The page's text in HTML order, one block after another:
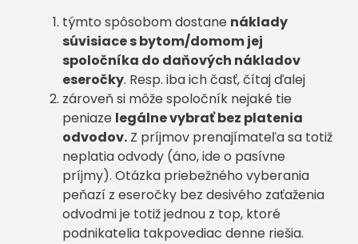
týmto spôsobom dostane náklady
súvisiace s bytom/domom jej
spoločníka do daňových nákladov
eseročky. Resp. iba ich časť, čítaj ďalej
zároveň si môže spoločník nejaké tie
peniaze legálne vybrať bez platenia
odvodov. Z príjmov prenajímateľa sa totiž
neplatia odvody (áno, ide o pasívne
príjmy). Otázka priebežného vyberania
peňazí z eseročky bez desivého zaťaženia
odvodmi je totiž jednou z top, ktoré
podnikatelia takpovediac denne riešia.